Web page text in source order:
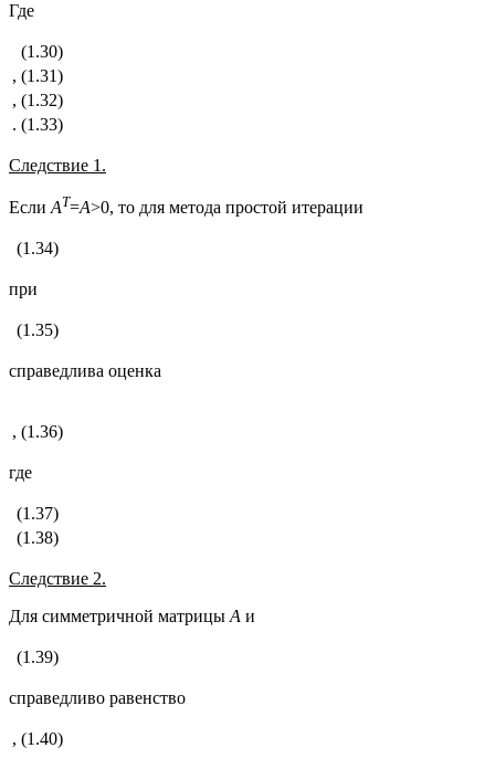
Где
(1.30)
, (1.31)
, (1.32)
. (1.33)
Следствие 1.
ЕслиАТ=А>0, то для метода простой итерации
(1.34)
при
(1.35)
справедлива оценка
, (1.36)
где
(1.37)
(1.38)
Следствие 2.
Для симметричной матрицыА и
(1.39)
справедливо равенство
, (1.40)